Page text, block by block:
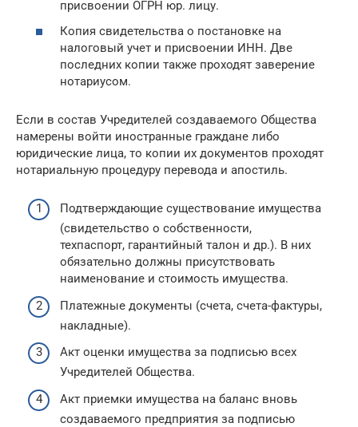
присвоении ОГРН юр. лицу.
Копия свидетельства о постановке на
налоговый учет и присвоении ИНН. Две
последних копии также проходят заверение
нотариусом.
Если в состав Учредителей создаваемого Общества
намерены войти иностранные граждане либо
юридические лица, то копии их документов проходят
нотариальную процедуру перевода и апостиль.
Подтверждающие существование имущества
(свидетельство о собственности,
техпаспорт, гарантийный талон и др.). В них
обязательно должны присутствовать
наименование и стоимость имущества.
Платежные документы (счета, счета-фактуры,
накладные).
Акт оценки имущества за подписью всех
Учредителей Общества.
Акт приемки имущества на баланс вновь
создаваемого предприятия за подписью